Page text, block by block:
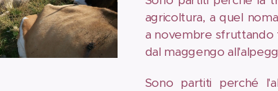
agricoltura, a quel
a novembre sfruttando
dal maggengo
Sono partiti perché